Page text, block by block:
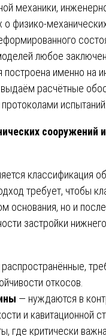
механики,
физико-
любое
именно на
расчётные
испытаний.
сооружений
классификация
требует, чтобы
основания, но и
застройки
откосов.
— нуждаются в
и кавитационной
где критически